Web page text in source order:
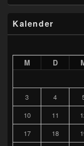
Kalender
M D
3
4
10
11
17
18